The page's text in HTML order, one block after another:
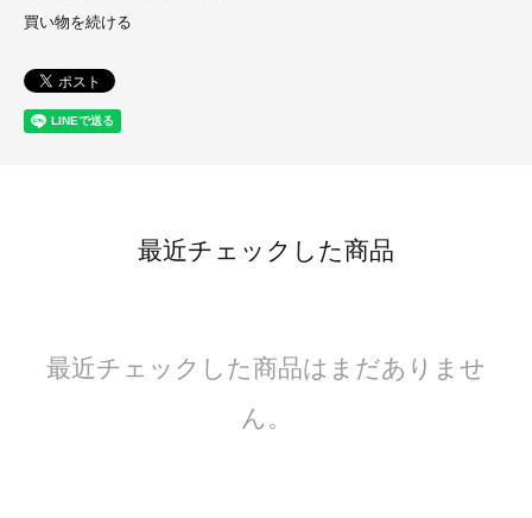
買い物を続ける
最近チェックした商品
最近チェックした商品はまだありませ
ん。